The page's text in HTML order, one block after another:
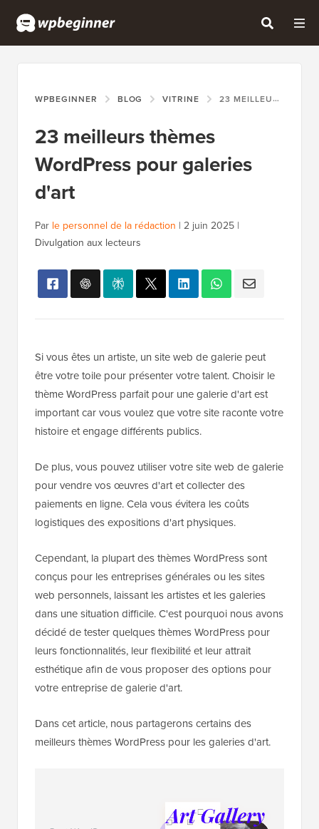
WPBEGINNER BLOG VITRINE 23 MEILLEURS THÈMES WORDPRESS POUR GALERIES D'ART
23 meilleurs thèmes
WordPress pour galeries
d'art
Par le personnel de la rédaction | 2 juin 2025 |
Divulgation aux lecteurs
Si vous êtes un artiste, un site web de galerie peut
être votre toile pour présenter votre talent. Choisir le
thème WordPress parfait pour une galerie d'art est
important car vous voulez que votre site raconte votre
histoire et engage différents publics.
De plus, vous pouvez utiliser votre site web de galerie
pour vendre vos œuvres d'art et collecter des
paiements en ligne. Cela vous évitera les coûts
logistiques des expositions d'art physiques.
Cependant, la plupart des thèmes WordPress sont
conçus pour les entreprises générales ou les sites
web personnels, laissant les artistes et les galeries
dans une situation difficile. C'est pourquoi nous avons
décidé de tester quelques thèmes WordPress pour
leurs fonctionnalités, leur flexibilité et leur attrait
esthétique afin de vous proposer des options pour
votre entreprise de galerie d'art.
Dans cet article, nous partagerons certains des
meilleurs thèmes WordPress pour les galeries d'art.